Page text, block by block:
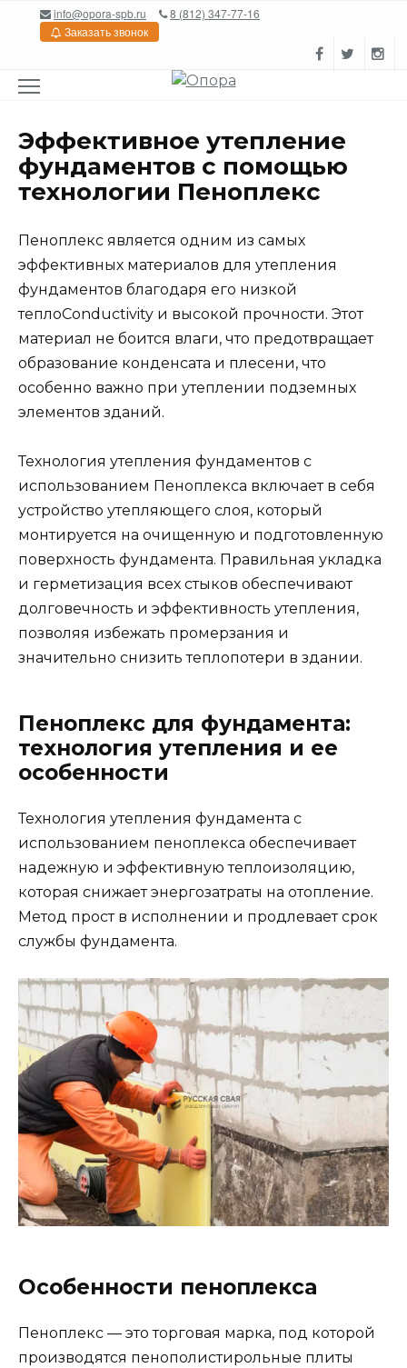
Перейтиinfo@opora-spb.ru
8 (812) 347-77-16
Заказать звонок
Эффективное утепление
фундаментов с помощью
технологии Пеноплекс
Пеноплекс является одним из самых
эффективных материалов для утепления
фундаментов благодаря его низкой
теплоConductivity и высокой прочности. Этот
материал не боится влаги, что предотвращает
образование конденсата и плесени, что
особенно важно при утеплении подземных
элементов зданий.
Технология утепления фундаментов с
использованием Пеноплекса включает в себя
устройство утепляющего слоя, который
монтируется на очищенную и подготовленную
поверхность фундамента. Правильная укладка
и герметизация всех стыков обеспечивают
долговечность и эффективность утепления,
позволяя избежать промерзания и
значительно снизить теплопотери в здании.
Пеноплекс для фундамента:
технология утепления и ее
особенности
Технология утепления фундамента с
использованием пеноплекса обеспечивает
надежную и эффективную теплоизоляцию,
которая снижает энергозатраты на отопление.
Метод прост в исполнении и продлевает срок
службы фундамента.
Особенности пеноплекса
Пеноплекс — это торговая марка, под которой
производятся пенополистирольные плиты